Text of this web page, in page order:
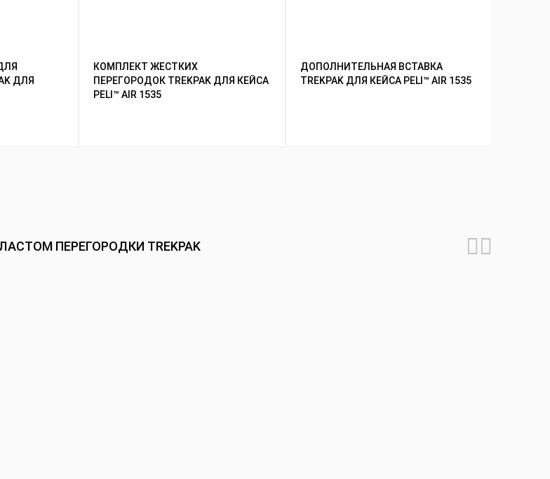
ДЛЯ
КОМПЛЕКТ ЖЕСТКИХ
ПЕРЕГОРОДОК TREKPAK ДЛЯ КЕЙСА
PELI™ AIR 1535
ДОПОЛНИТЕЛЬНАЯ ВСТАВКА
TREKPAK ДЛЯ КЕЙСА PELI™ AIR 1535
ПЕРЕГОРОДКИ TREKPAK